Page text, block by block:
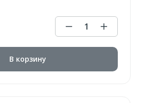
1
В корзину